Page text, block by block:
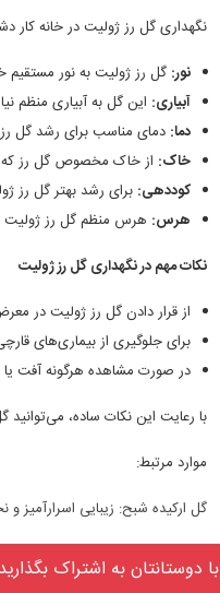
نگهداری گل رز ژولیت در خانه کار
نور: گل رز ژولیت به نور مستقیم خورشید نیاز
آبیاری: این گل به آبیاری منظم
دما: دمای مناسب برای رشد گل رز ژولیت بین 15 تا 25
خاک: از خاک مخصوص گل رز که
کوددهی: برای رشد بهتر گل رز
هرس: هرس منظم گل رز ژولیت
نکات مهم در نگهداری گل رز ژولیت
از قرار دادن گل رز ژولیت در
برای جلوگیری از بیماری‌های
در صورت مشاهده هرگونه آفت یا
با رعایت این نکات ساده،
موارد مرتبط:
گل ارکیده شبح: زیبایی اسرارآمیز
با دوستانتان به اشتراک بگذارید